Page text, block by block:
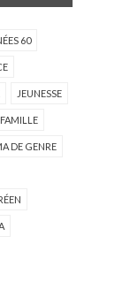
60
JEUNESSE
FAMILLE
DE GENRE